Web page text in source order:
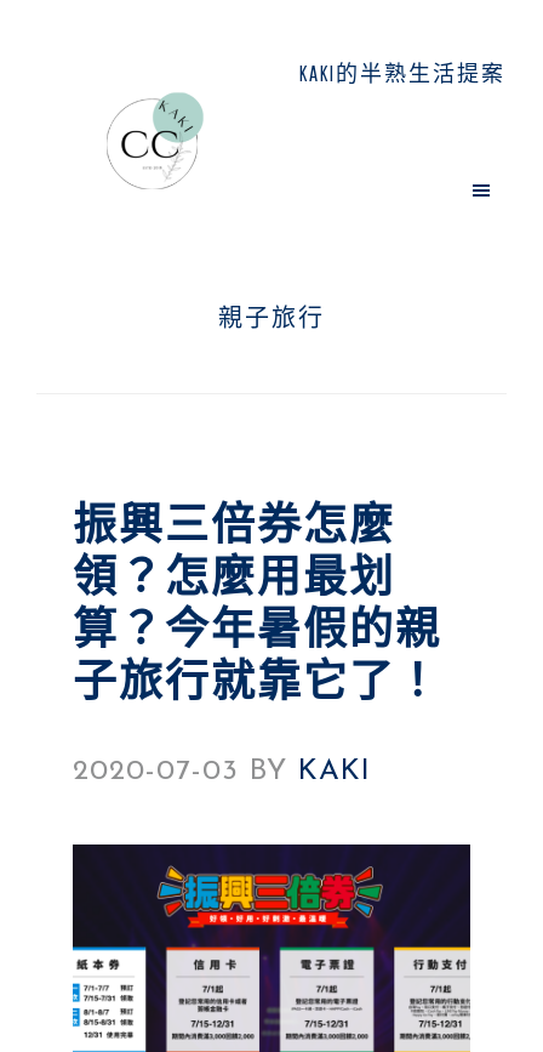
KAKI的半熟生活提案
親子旅行
振興三倍券怎麼
領？怎麼用最划
算？今年暑假的親
子旅行就靠它了！
2020-07-03 BY KAKI